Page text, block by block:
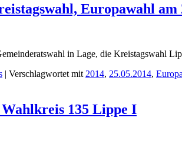
Europawahl am
in Lage, die Kreistagswahl
| Verschlagwortet mit 2014, 25.05.2014,
135 Lippe I